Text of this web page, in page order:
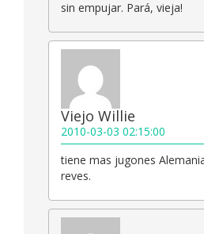
sin empujar. Pará, vieja!
Viejo Willie
2010-03-03 02:15:00
tiene mas jugones
reves.